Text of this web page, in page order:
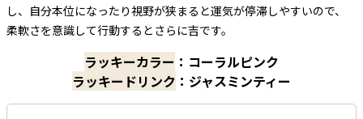
し、自分本位になったり視野が狭まると運気が停滞しやすいので、
柔軟さを意識して行動するとさらに吉です。
ラッキーカラー ：コーラルピンク
ラッキードリンク ：ジャスミンティー